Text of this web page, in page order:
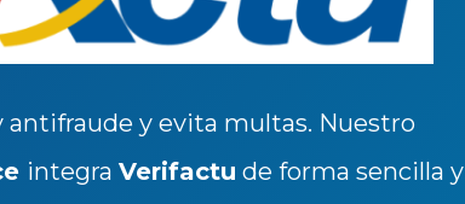
y evita multas. Nuestro
integra Verifactu de forma sencilla y